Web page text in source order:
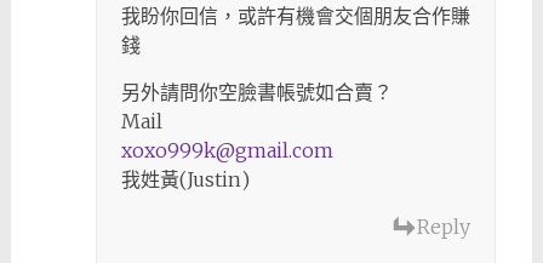
我盼你回信，或許有機會交個朋友合作賺
錢
另外請問你空臉書帳號如合賣？
Mail
xoxo999k@gmail.com
我姓黃(Justin)
Reply